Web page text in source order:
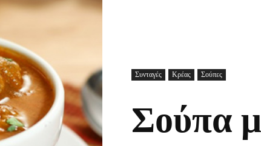
Συνταγές Κρέας Σούπες
Σούπα